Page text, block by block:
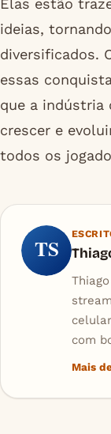
Elas estão
ideias,
diversificados.
essas
que a indústria
crescer e
todos os
TS
com
Mais